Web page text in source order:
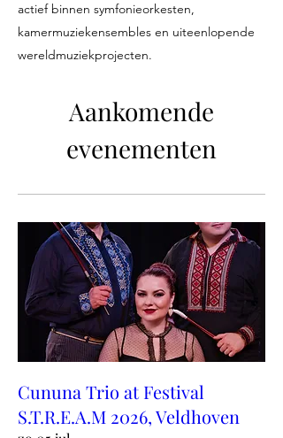
actief binnen symfonieorkesten,
kamermuziekensembles en uiteenlopende
wereldmuziekprojecten.
Aankomende
evenementen
Cununa Trio at Festival
S.T.R.E.A.M 2026, Veldhoven